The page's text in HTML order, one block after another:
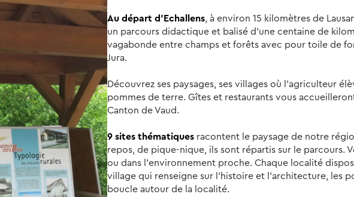
Au départ d'Echallens, à environ 15 kilomètres de
un parcours didactique et balisé d'une centaine de
vagabonde entre champs et forêts avec pour toile de
Jura.
Découvrez ses paysages, ses villages où l'agriculteur
pommes de terre. Gîtes et restaurants vous
Canton de Vaud.
9 sites thématiques racontent le paysage de notre
repos, de pique-nique, ils sont répartis sur le parcours.
ou dans l'environnement proche. Chaque localité
village qui renseigne sur l'histoire et l'architecture, les
boucle autour de la localité.